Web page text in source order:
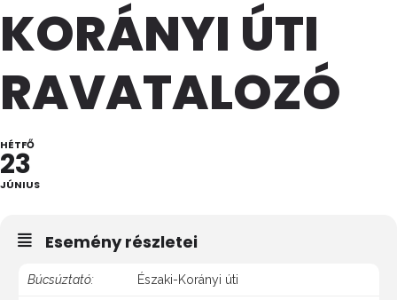
KORÁNYI ÚTI
RAVATALOZÓ
HÉTFŐ
23
JÚNIUS
Esemény részletei
Búcsúztató: Északi-Korányi úti